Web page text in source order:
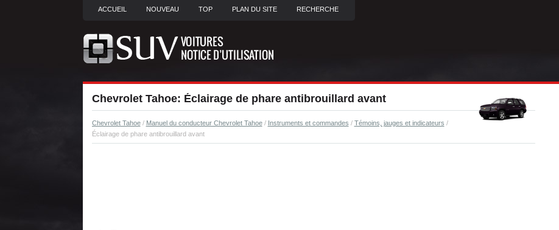
ACCUEIL NOUVEAU TOP PLAN DU SITE RECHERCHE
Chevrolet Tahoe: Éclairage de phare antibrouillard avant
Chevrolet Tahoe/ Manuel du conducteur Chevrolet Tahoe/ Instruments et commandes / Témoins, jauges et indicateurs /
Éclairage de phare antibrouillard avant